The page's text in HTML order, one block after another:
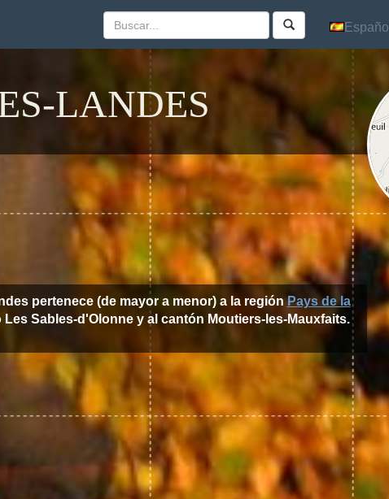
Español
LANDES
pertenece (de mayor a menor) a la regiónPays de la
Les Sables-d'Olonne y al cantón Moutiers-les-Mauxfaits.
Español